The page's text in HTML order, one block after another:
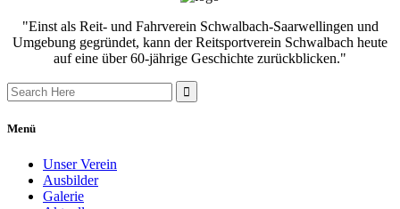
"Einst als Reit- und Fahrverein Schwalbach-Saarwellingen und
Umgebung gegründet, kann der Reitsportverein Schwalbach heute
auf eine über 60-jährige Geschichte zurückblicken."
Search
for:
Menü
Unser Verein
Ausbilder
Galerie